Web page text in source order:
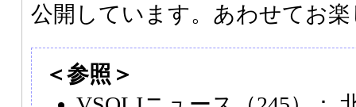
公開しています。あわせてお
＜参照＞